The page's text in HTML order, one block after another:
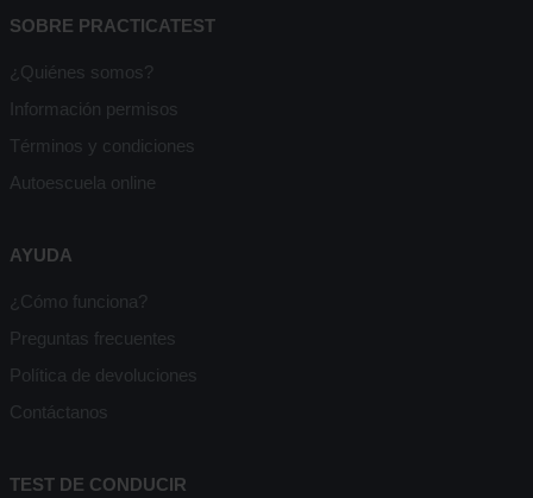
SOBRE PRACTICATEST
¿Quiénes somos?
Información permisos
Términos y condiciones
Autoescuela online
AYUDA
¿Cómo funciona?
Preguntas frecuentes
Política de devoluciones
Contáctanos
TEST DE CONDUCIR